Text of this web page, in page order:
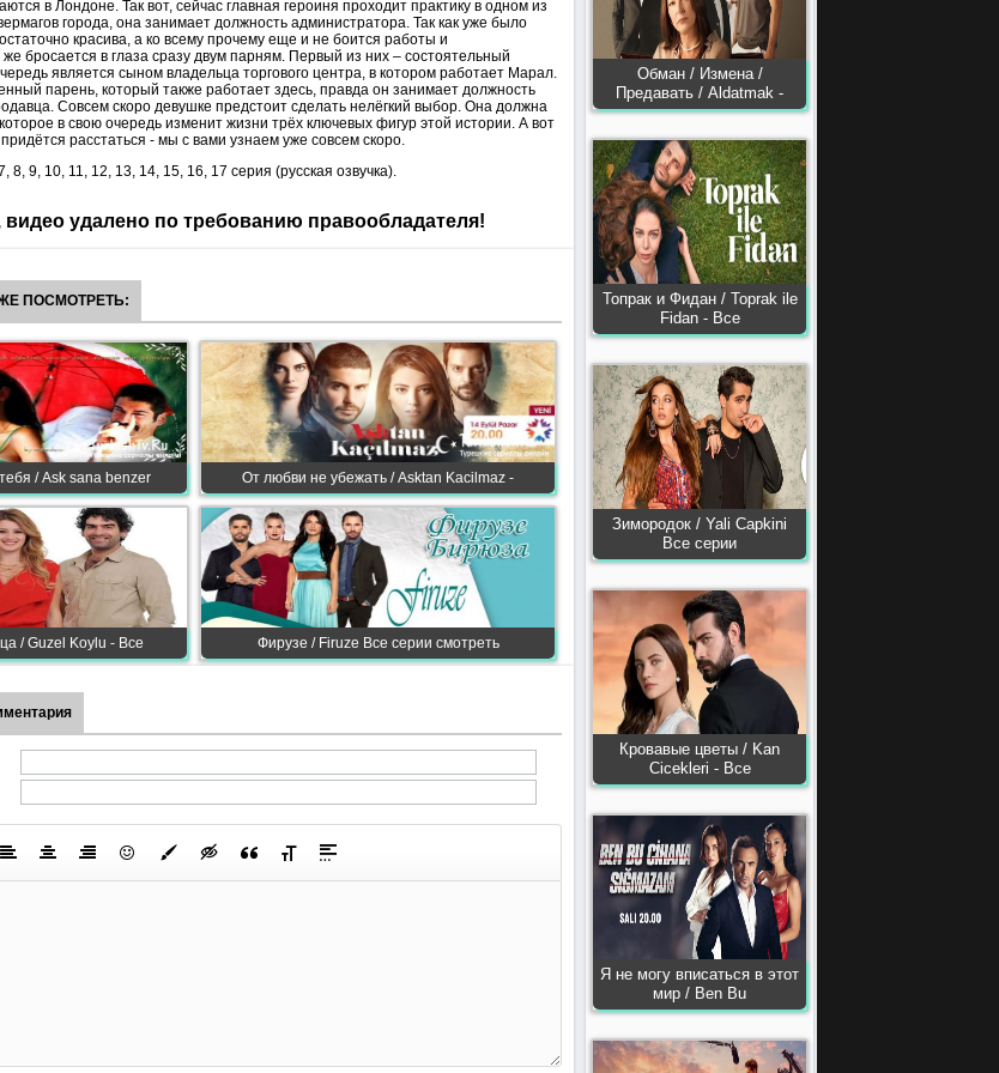
Обман / Измена /
Предавать / Aldatmak -
Топрак и Фидан / Toprak ile
Fidan - Все
Зимородок / Yali Capkini
Все серии
Кровавые цветы / Kan
Сiсekleri - Все
Я не могу вписаться в этот
мир / Ben Bu
в Лондоне. Так вот, сейчас главная героиня проходит практику в одном из
города, она занимает должность администратора. Так как уже было
красива, а ко всему прочему еще и не боится работы и
же бросается в глаза сразу двум парням. Первый из них – состоятельный
является сыном владельца торгового центра, в котором работает Марал.
парень, который также работает здесь, правда он занимает должность
Совсем скоро девушке предстоит сделать нелёгкий выбор. Она должна
в свою очередь изменит жизни трёх ключевых фигур этой истории. А вот
расстаться - мы с вами узнаем уже совсем скоро.
8, 9, 10, 11, 12, 13, 14, 15, 16, 17 серия (русская озвучка).
видео удалено по требованию правообладателя!
ПОСМОТРЕТЬ:
/ Ask sana benzer От любви не убежать / Asktan Kacilmaz -
/ Guzel Koylu - Все Фирузе / Firuze Все серии смотреть